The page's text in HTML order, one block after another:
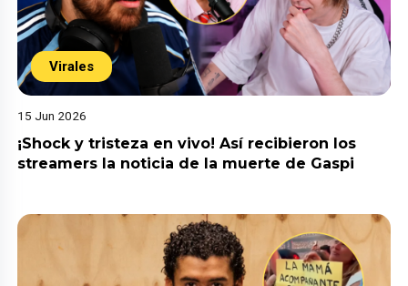
Virales
15 Jun 2026
¡Shock y tristeza en vivo! Así recibieron los
streamers la noticia de la muerte de Gaspi